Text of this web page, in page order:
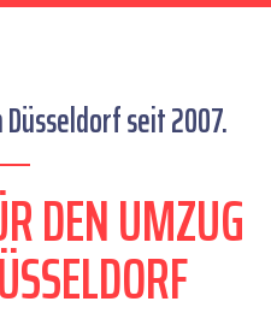
seit 2007.
DEN UMZUG